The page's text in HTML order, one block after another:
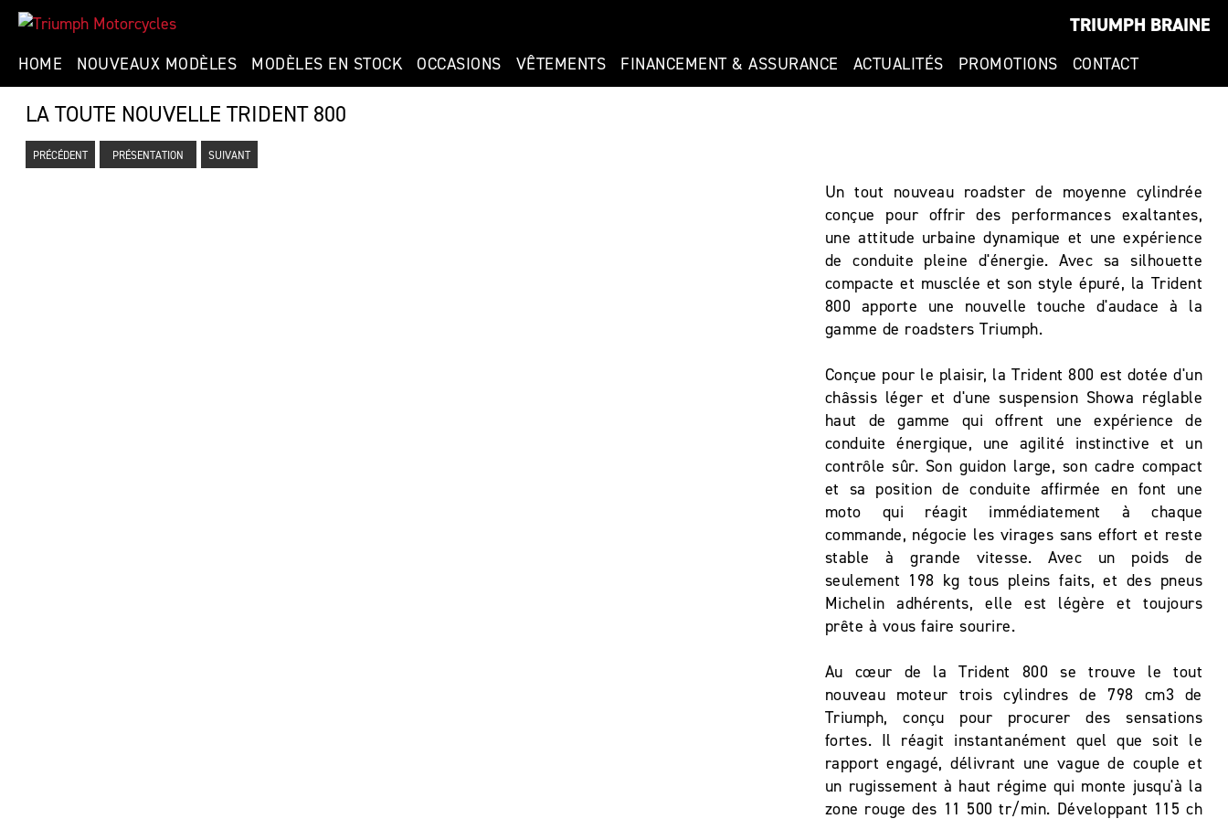
TRIUMPH BRAINE
HOME NOUVEAUX MODÈLES MODÈLES EN STOCK OCCASIONS VÊTEMENTS FINANCEMENT & ASSURANCE ACTUALITÉS PROMOTIONS CONTACT
LA TOUTE NOUVELLE TRIDENT 800
PRÉCÉDENT PRÉSENTATION SUIVANT
Un tout nouveau roadster de moyenne cylindrée
conçue pour offrir des performances exaltantes,
une attitude urbaine dynamique et une expérience
de conduite pleine d'énergie. Avec sa silhouette
compacte et musclée et son style épuré, la Trident
800 apporte une nouvelle touche d'audace à la
gamme de roadsters Triumph.
Conçue pour le plaisir, la Trident 800 est dotée d'un
châssis léger et d'une suspension Showa réglable
haut de gamme qui offrent une expérience de
conduite énergique, une agilité instinctive et un
contrôle sûr. Son guidon large, son cadre compact
et sa position de conduite affirmée en font une
moto qui réagit immédiatement à chaque
commande, négocie les virages sans effort et reste
stable à grande vitesse. Avec un poids de
seulement 198 kg tous pleins faits, et des pneus
Michelin adhérents, elle est légère et toujours
prête à vous faire sourire.
Au cœur de la Trident 800 se trouve le tout
nouveau moteur trois cylindres de 798 cm3 de
Triumph, conçu pour procurer des sensations
fortes. Il réagit instantanément quel que soit le
rapport engagé, délivrant une vague de couple et
un rugissement à haut régime qui monte jusqu'à la
zone rouge des 11 500 tr/min. Développant 115 ch